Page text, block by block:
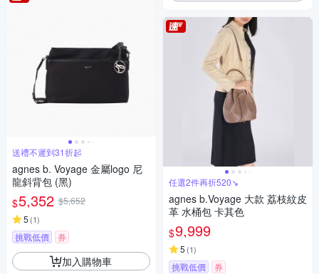
送禮不遲到31折起
agnes b. Voyage 金屬logo 尼
龍斜背包 (黑)
$5,352 $5,652
5 (1)
挑戰低價 券
加入購物車
任選2件再折520↘
agnes b.Voyage 大款 荔枝紋皮
革 水桶包 卡其色
$9,999
5 (1)
挑戰低價 券